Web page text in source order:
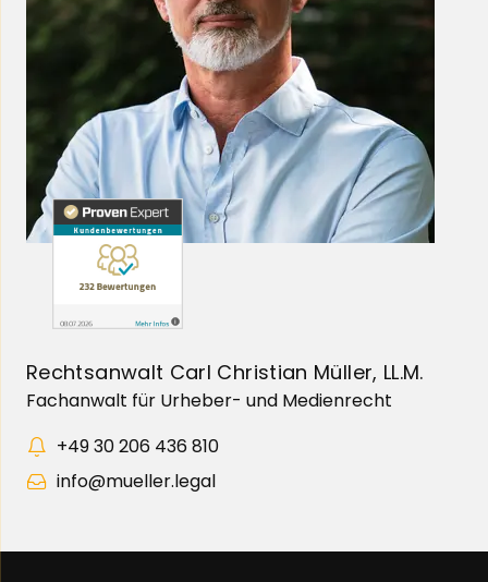
Rechtsanwalt Carl Christian Müller, LL.M.
Fachanwalt für Urheber- und Medienrecht
+49 30 206 436 810
info@mueller.legal